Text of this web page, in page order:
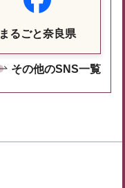
まるごと奈良県
その他のSNS一覧